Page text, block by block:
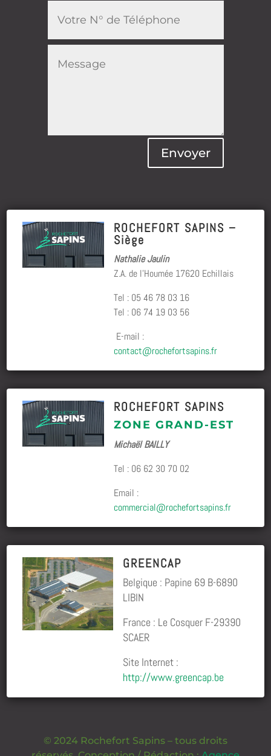
Envoyer
ROCHEFORT SAPINS –
Siège
Nathalie Jaulin
Z.A. de l’Houmée 17620 Echillais
Tel : 05 46 78 03 16
Tel : 06 74 19 03 56
E-mail :
contact@rochefortsapins.fr
ROCHEFORT SAPINS
ZONE GRAND-EST
Michaël BAILLY
Tel : 06 62 30 70 02
Email :
commercial@rochefortsapins.fr
GREENCAP
Belgique : Papine 69 B-6890
LIBIN
France : Le Cosquer F-29390
SCAER
Site Internet :
http://www.greencap.be
© 2024 Rochefort Sapins – tous droits